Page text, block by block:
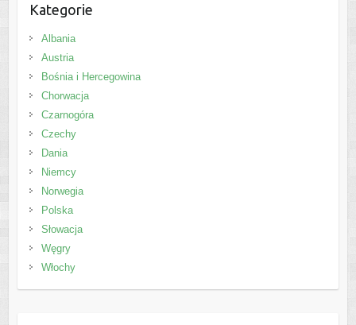
Kategorie
Albania
Austria
Bośnia i Hercegowina
Chorwacja
Czarnogóra
Czechy
Dania
Niemcy
Norwegia
Polska
Słowacja
Węgry
Włochy